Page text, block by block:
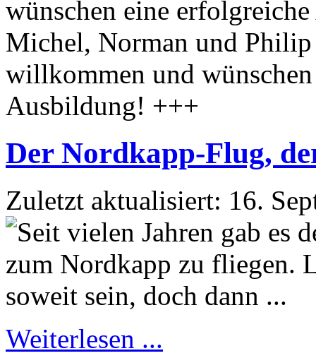
Der Nordkapp-Flug,
Zuletzt aktualisiert: 16.
Weiterlesen ...